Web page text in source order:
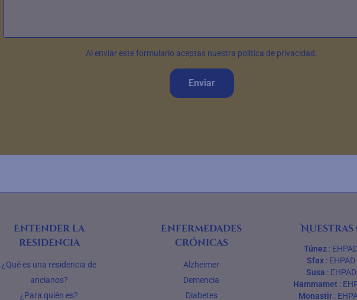
Al enviar este formulario aceptas nuestra política de privacidad.
Enviar
Entender la
residencia
¿Qué es una residencia de
ancianos?
¿Para quién es?
Enfermedades
crónicas
Alzheimer
Demencia
Diabetes
Nuestras
Túnez :
Sfax : EHPAD
Susa : EHPAD
Hammamet :
Monastir :